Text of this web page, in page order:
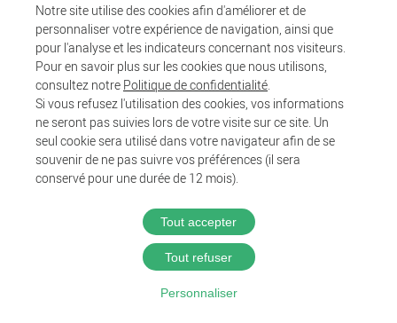
Notre site utilise des cookies afin d'améliorer et de
personnaliser votre expérience de navigation, ainsi que
pour l'analyse et les indicateurs concernant nos visiteurs.
Pour en savoir plus sur les cookies que nous utilisons,
consultez notre Politique de confidentialité
Si vous refusez l'utilisation des cookies, vos informations
ne seront pas suivies lors de votre visite sur ce site. Un
seul cookie sera utilisé dans votre navigateur afin de se
souvenir de ne pas suivre vos préférences (il sera
conservé pour une durée de 12 mois).
Tout accepter
Tout refuser
Personnaliser
Agglo
Entreprendre et collaborer
Au quotidien
@2025 Proximit Digital
Politique de confidentialité
Mentions légales